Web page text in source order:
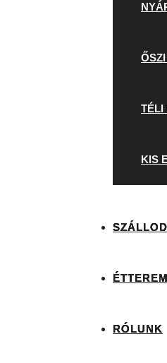
TÉLI
KIS
ÉTTEREM
RÓLUNK